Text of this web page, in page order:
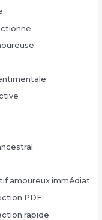
amoureux immédiat
PDF
rapide